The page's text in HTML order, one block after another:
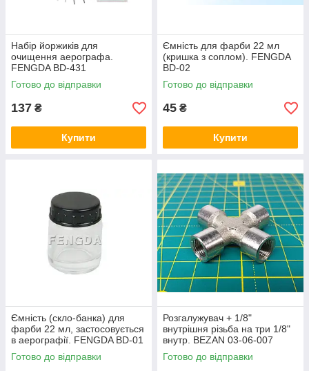
Набір йоржиків для
очищення аерографа.
FENGDA BD-431
Готово до відправки
137 ₴
Купити
Ємність для фарби 22 мл
(кришка з соплом). FENGDA
BD-02
Готово до відправки
45 ₴
Купити
Ємність (скло-банка) для
фарби 22 мл, застосовується
в аерографії. FENGDA BD-01
Готово до відправки
Розгалужувач + 1/8"
внутрішня різьба на три 1/8"
внутр. BEZAN 03-06-007
Готово до відправки